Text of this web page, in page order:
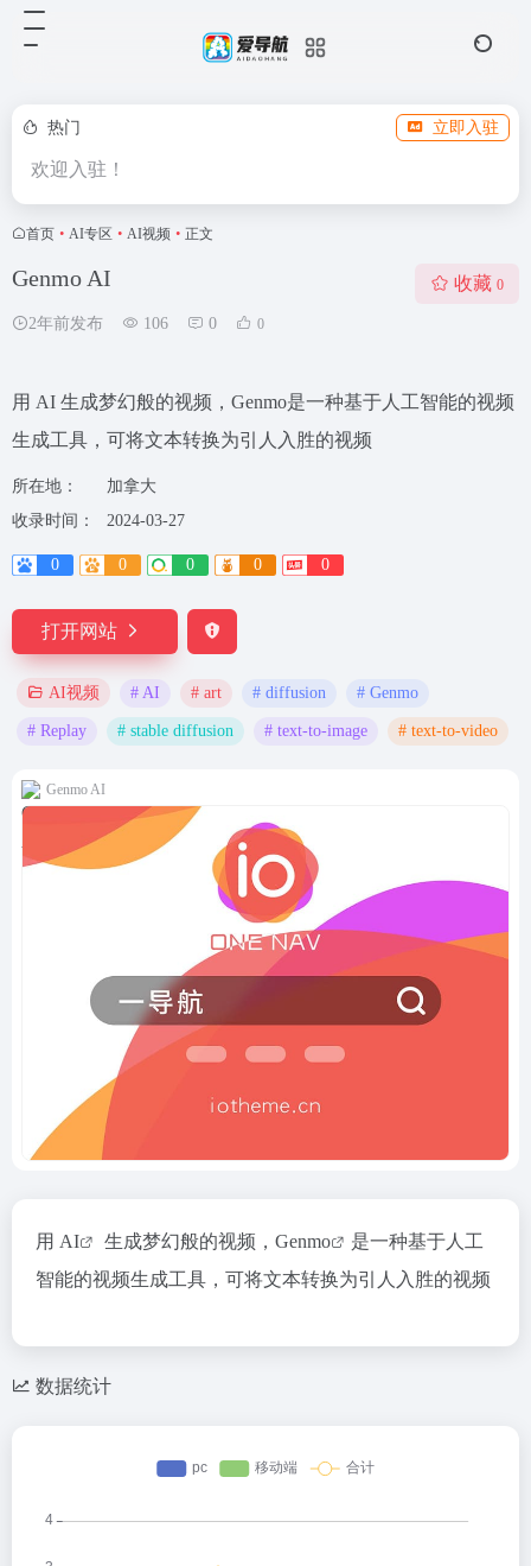
热门 立即入驻
欢迎入驻！
首页 • AI专区 • AI视频 • 正文
Genmo AI
2年前发布 106 0 0
收藏 0
用 AI 生成梦幻般的视频，Genmo是一种基于人工智能的视频
生成工具，可将文本转换为引人入胜的视频
所在地：
加拿大
收录时间：
2024-03-27
0 0 0 0 0
打开网站
AI视频 # AI # art # diffusion # Genmo
# Replay # stable diffusion # text-to-image # text-to-video
Genmo AI
用 AI 生成梦幻般的视频， Genmo
是一种基于人工
智能的视频生成工具，可将文本转换为引人入胜的视频
数据统计